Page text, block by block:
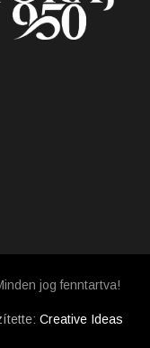
jog fenntartva!
Creative Ideas